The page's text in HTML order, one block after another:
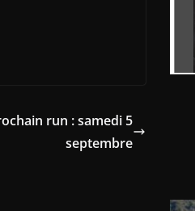
run : samedi 5
septembre